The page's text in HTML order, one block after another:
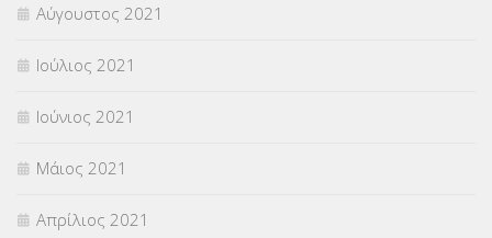
Αύγουστος 2021
Ιούλιος 2021
Ιούνιος 2021
Μάιος 2021
Απρίλιος 2021